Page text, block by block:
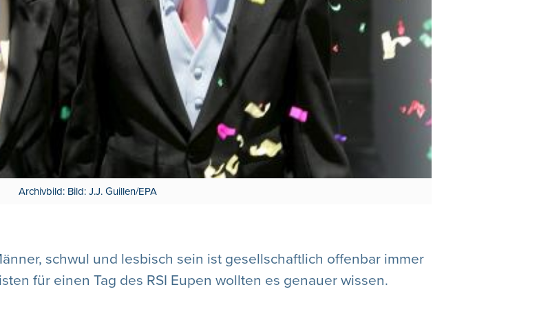
Archivbild: Bild: J.J. Guillen/EPA
schwul und lesbisch sein ist gesellschaftlich offenbar immer
für einen Tag des RSI Eupen wollten es genauer wissen.